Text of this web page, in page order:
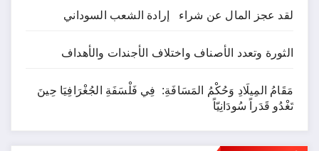
لقد عجز المال عن شراء إرادة الشعب السوداني
الثورة وتعدد الأصناف واختلاف الأجندات والأهداف
مَقَامُ المِيلَادِ وَحُكْمُ المَسَافَةِ: فِي فَلْسَفَةِ الجُغْرَافِيَا حِينَ
تَغْدُو قَدَراً سُودَانِيّاً